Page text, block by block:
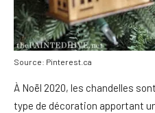
Source: Pinterest.ca
À Noël 2020, les chandelles
type de décoration apportant